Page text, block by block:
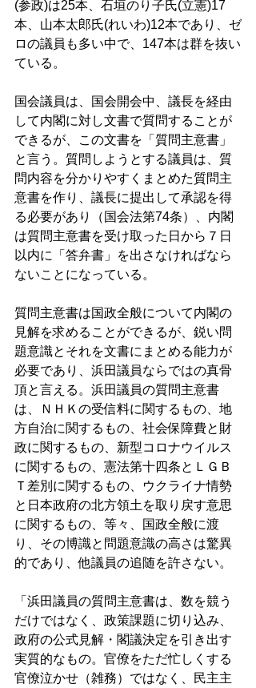
(参政)は25本、石垣のり子氏(立憲)17
本、山本太郎氏(れいわ)12本であり、ゼ
ロの議員も多い中で、147本は群を抜い
ている。
国会議員は、国会開会中、議長を経由
して内閣に対し文書で質問することが
できるが、この文書を「質問主意書」
と言う。質問しようとする議員は、質
問内容を分かりやすくまとめた質問主
意書を作り、議長に提出して承認を得
る必要があり（国会法第74条）、内閣
は質問主意書を受け取った日から７日
以内に「答弁書」を出さなければなら
ないことになっている。
質問主意書は国政全般について内閣の
見解を求めることができるが、鋭い問
題意識とそれを文書にまとめる能力が
必要であり、浜田議員ならではの真骨
頂と言える。浜田議員の質問主意書
は、ＮＨＫの受信料に関するもの、地
方自治に関するもの、社会保障費と財
政に関するもの、新型コロナウイルス
に関するもの、憲法第十四条とＬＧＢ
Ｔ差別に関するもの、ウクライナ情勢
と日本政府の北方領土を取り戻す意思
に関するもの、等々、国政全般に渡
り、その博識と問題意識の高さは驚異
的であり、他議員の追随を許さない。
「浜田議員の質問主意書は、数を競う
だけではなく、政策課題に切り込み、
政府の公式見解・閣議決定を引き出す
実質的なもの。官僚をただ忙しくする
官僚泣かせ（雑務）ではなく、民主主